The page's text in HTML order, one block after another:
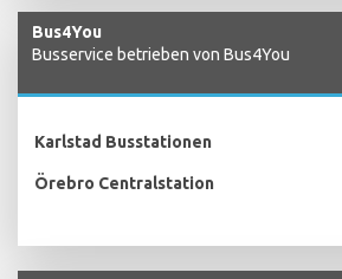
Bus4You
Busservice betrieben von Bus4You
Karlstad Busstationen
Örebro Centralstation